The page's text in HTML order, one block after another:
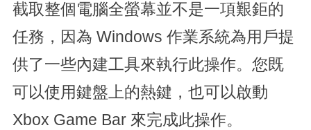
截取整個電腦全螢幕並不是一項艱鉅的
任務，因為 Windows 作業系統為用戶提
供了一些內建工具來執行此操作。您既
可以使用鍵盤上的熱鍵，也可以啟動
Xbox Game Bar 來完成此操作。